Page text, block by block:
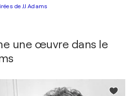
de JJ Adams
une œuvre dans le